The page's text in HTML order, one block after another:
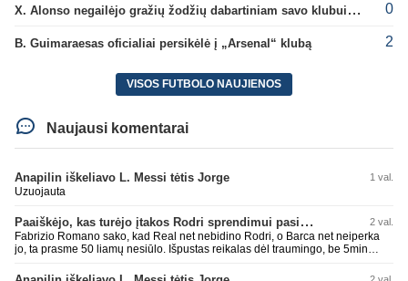
X. Alonso negailėjo gražių žodžių dabartiniam savo klubui „Chelsea“ 0
B. Guimaraesas oficialiai persikėlė į „Arsenal“ klubą 2
VISOS FUTBOLO NAUJIENOS
Naujausi komentarai
Anapilin iškeliavo L. Messi tėtis Jorge 1 val.
Uzuojauta
Paaiškėjo, kas turėjo įtakos Rodri sprendimui pasirinkti Barselonos pusę 2 val.
Fabrizio Romano sako, kad Real net nebidino Rodri, o Barca net neiperka
jo, ta prasme 50 liamų nesiūlo. Išpustas reikalas dėl traumingo, be 5min